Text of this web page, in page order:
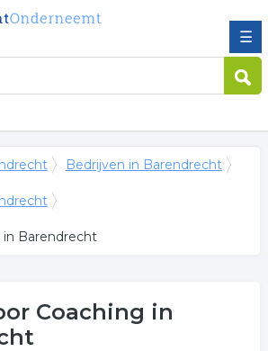
☰
Bedrijven in Barendrecht
Barendrecht
Coaching in